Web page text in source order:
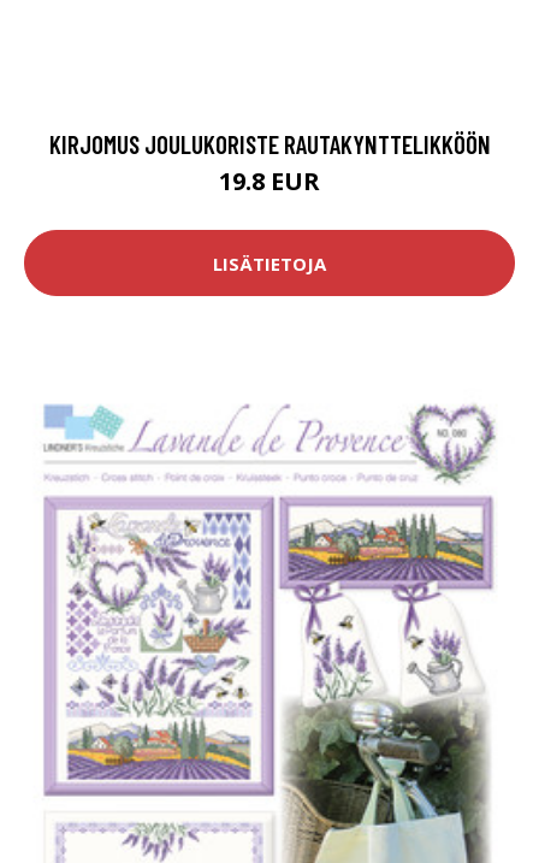
KIRJOMUS JOULUKORISTE RAUTAKYNTTELIKKÖÖN
19.8 EUR
LISÄTIETOJA